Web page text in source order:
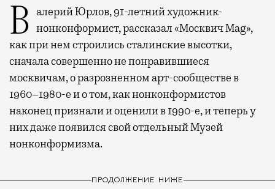
Валерий Юрлов, 91-летний художник- нонконформист, рассказал «Москвич Mag»,
как при нем строились сталинские высотки,
сначала совершенно не понравившиеся
москвичам, о разрозненном арт-сообществе в
1960–1980-е и о том, как нонконформистов
наконец признали и оценили в 1990-е, и теперь у
них даже появился свой отдельный Музей
нонконформизма.
ПРОДОЛЖЕНИЕ НИЖЕ